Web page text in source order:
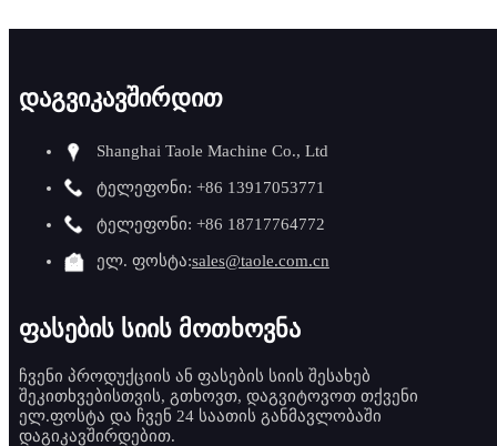
დაგვიკავშირდით
Shanghai Taole Machine Co., Ltd
ტელეფონი: +86 13917053771
ტელეფონი: +86 18717764772
ელ. ფოსტა:sales@taole.com.cn
ფასების სიის მოთხოვნა
ჩვენი პროდუქციის ან ფასების სიის შესახებ
შეკითხვებისთვის, გთხოვთ, დაგვიტოვოთ თქვენი
ელ.ფოსტა და ჩვენ 24 საათის განმავლობაში
დაგიკავშირდებით.